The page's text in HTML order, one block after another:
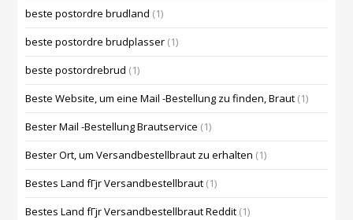
beste postordre brudland (1)
beste postordre brudplasser (1)
beste postordrebrud (1)
Beste Website, um eine Mail -Bestellung zu finden, Braut (1)
Bester Mail -Bestellung Brautservice (1)
Bester Ort, um Versandbestellbraut zu erhalten (1)
Bestes Land fГјr Versandbestellbraut (1)
Bestes Land fГјr Versandbestellbraut Reddit (1)